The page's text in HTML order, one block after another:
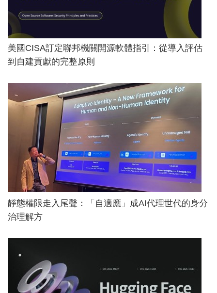
美國CISA訂定聯邦機關開源軟體指引：從導入評估
到自建貢獻的完整原則
靜態權限走入尾聲：「自適應」成AI代理世代的身分
治理解方